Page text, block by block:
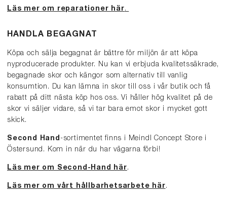
Läs mer om reparationer här.
HANDLA BEGAGNAT
Köpa och sälja begagnat är bättre för miljön är att köpa
nyproducerade produkter. Nu kan vi erbjuda kvalitetssäkrade,
begagnade skor och kängor som alternativ till vanlig
konsumtion. Du kan lämna in skor till oss i vår butik och få
rabatt på ditt nästa köp hos oss. Vi håller hög kvalitet på de
skor vi säljer vidare, så vi tar bara emot skor i mycket gott
skick.
Second Hand-sortimentet finns i Meindl Concept Store i
Östersund. Kom in när du har vägarna förbi!
Läs mer om Second-Hand här.
Läs mer om vårt hållbarhetsarbete här.